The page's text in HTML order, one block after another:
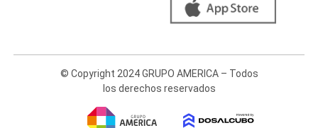
© Copyright 2024 GRUPO AMERICA – Todos
los derechos reservados